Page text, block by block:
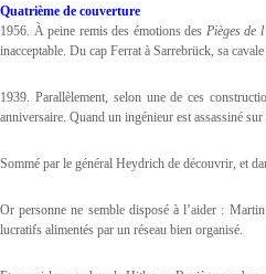
Quatrième de couverture
1956. À peine remis des émotions des Pièges de
inacceptable. Du cap Ferrat à Sarrebrück, sa
1939. Parallèlement, selon une de ces
anniversaire. Quand un ingénieur est assassiné
Sommé par le général Heydrich de découvrir, et
Or personne ne semble disposé à l’aider :
lucratifs alimentés par un réseau bien organisé.